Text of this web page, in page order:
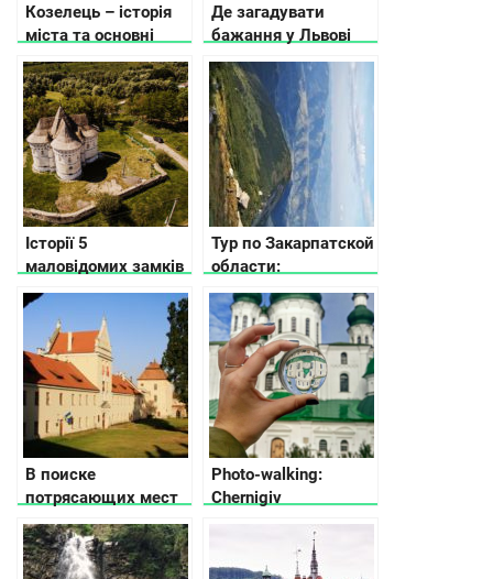
Козелець – історія
міста та основні
пам’ятки
Де загадувати
бажання у Львові
Історії 5
маловідомих замків
Хмельницької
області
Тур по Закарпатской
области:
достопримечательности,
туристические и
малоизвестные
места
В поиске
потрясающих мест
Львовской области
– замки, дворцы и
усадьбы
Photo-walking:
Chernigiv